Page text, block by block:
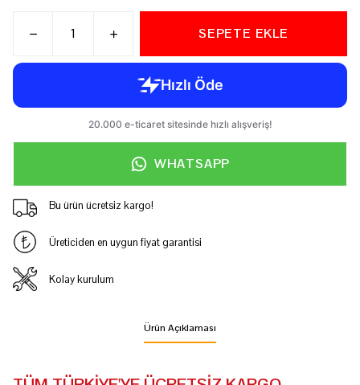
SEPETE EKLE
WHATSAPP
Bu ürün ücretsiz kargo!
Üreticiden en uygun fiyat garantisi
Kolay kurulum
Ürün Açıklaması